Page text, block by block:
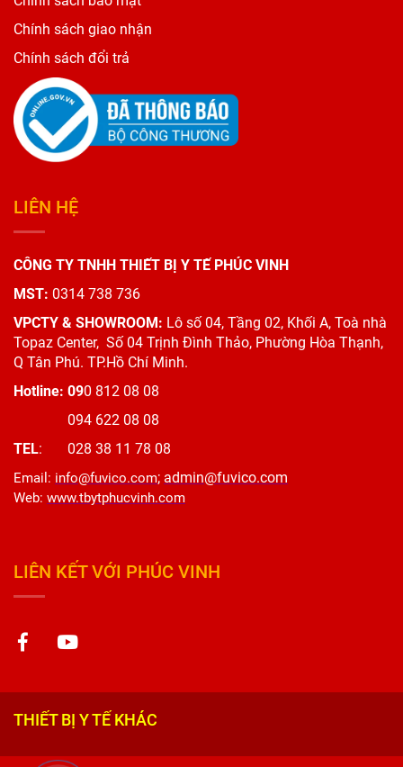
THIẾT BỊ Y TẾ KHÁC
Chính sách giao nhận
Chính sách đổi trả
LIÊN HỆ
CÔNG TY TNHH THIẾT BỊ Y TẾ PHÚC VINH
MST: 0314 738 736
VPCTY & SHOWROOM: Lô số 04, Tầng 02, Khối A, Toà nhà
Topaz Center, Số 04 Trịnh Đình Thảo, Phường Hòa Thạnh,
Q Tân Phú. TP.Hồ Chí Minh.
Hotline: 090 812 08 08
094 622 08 08
TEL: 028 38 11 78 08
Email : info@fuvico.com; admin@fuvico.com
Web: www.tbytphucvinh.com
LIÊN KẾT VỚI PHÚC VINH